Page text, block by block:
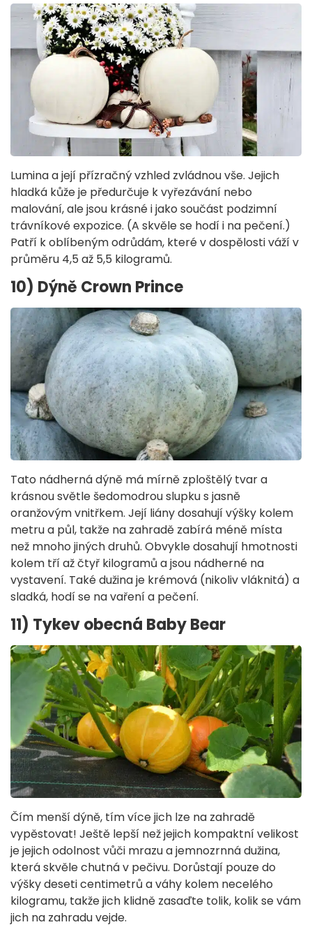
Lumina a její přízračný vzhled zvládnou vše. Jejich
hladká kůže je předurčuje k vyřezávání nebo
malování, ale jsou krásné i jako součást podzimní
trávníkové expozice. (A skvěle se hodí i na pečení.)
Patří k oblíbeným odrůdám, které v dospělosti váží v
průměru 4,5 až 5,5 kilogramů.
10) Dýně Crown Prince
Tato nádherná dýně má mírně zploštělý tvar a
krásnou světle šedomodrou slupku s jasně
oranžovým vnitřkem. Její liány dosahují výšky kolem
metru a půl, takže na zahradě zabírá méně místa
než mnoho jiných druhů. Obvykle dosahují hmotnosti
kolem tří až čtyř kilogramů a jsou nádherné na
vystavení. Také dužina je krémová (nikoliv vláknitá) a
sladká, hodí se na vaření a pečení.
11) Tykev obecná Baby Bear
Čím menší dýně, tím více jich lze na zahradě
vypěstovat! Ještě lepší než jejich kompaktní velikost
je jejich odolnost vůči mrazu a jemnozrnná dužina,
která skvěle chutná v pečivu. Dorůstají pouze do
výšky deseti centimetrů a váhy kolem necelého
kilogramu, takže jich klidně zasaďte tolik, kolik se vám
jich na zahradu vejde.